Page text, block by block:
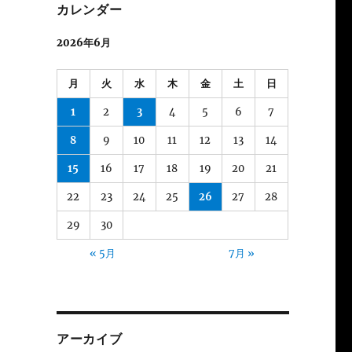
カレンダー
2026年6月
月 火 水 木 金 土 日
1 2 3 4 5 6 7
8 9 10 11 12 13 14
15 16 17 18 19 20 21
22 23 24 25 26 27 28
29 30
« 5月 7月 »
アーカイブ